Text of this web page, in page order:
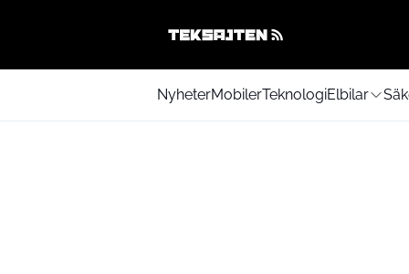
NyheterMobilerTeknologiElbilar